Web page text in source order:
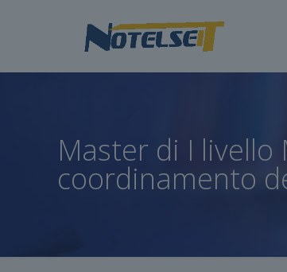
Master di I
coordinamento